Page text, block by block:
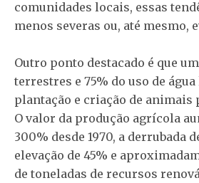
comunidades locais, essas
menos severas ou, até mesmo,
Outro ponto destacado é que
terrestres e 75% do uso de
plantação e criação de animais
O valor da produção agrícola
300% desde 1970, a derrubada
elevação de 45% e
de toneladas de recursos